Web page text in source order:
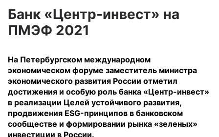
Банк «Центр-инвест» на
ПМЭФ 2021
На Петербургском международном
экономическом форуме заместитель министра
экономического развития России отметил
достижения и особую роль банка «Центр-инвест»
в реализации Целей устойчивого развития,
продвижения ESG-принципов в банковском
сообществе и формировании рынка «зеленых»
инвестиции в России.